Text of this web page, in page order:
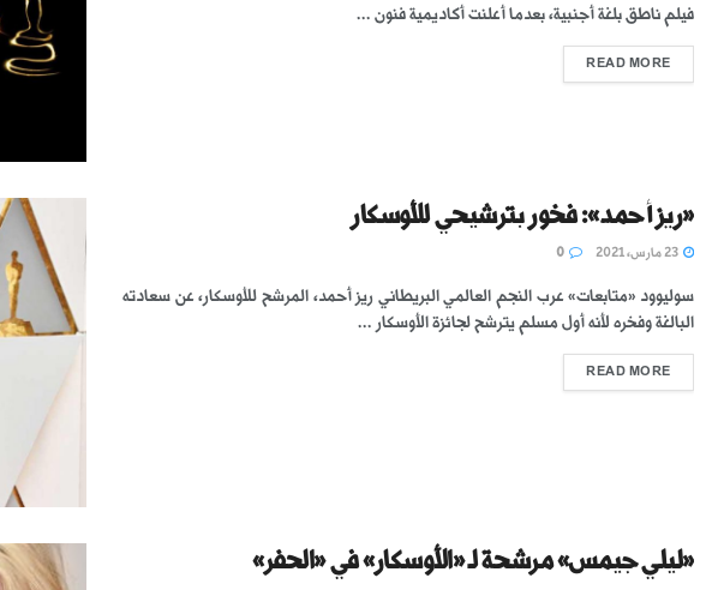
فيلم ناطق بلغة أجنبية، بعدما أعلنت أكاديمية فنون ...
READ MORE
«ريز أحمد»: فخور بترشيحي للأوسكار
سوليوود «متابعات» عرب النجم العالمي البريطاني ريز أحمد، المرشح للأوسكار، عن سعادته
البالغة وفخره لأنه أول مسلم يترشح لجائزة الأوسكار ...
READ MORE
«ليلي جيمس» مرشحة لـ «الأوسكار» في «الحفر»